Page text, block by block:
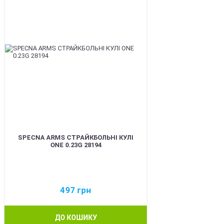
SPECNA ARMS СТРАЙКБОЛЬНІ КУЛІ
ONE 0.23G 28194
497 грн
ДО КОШИКУ